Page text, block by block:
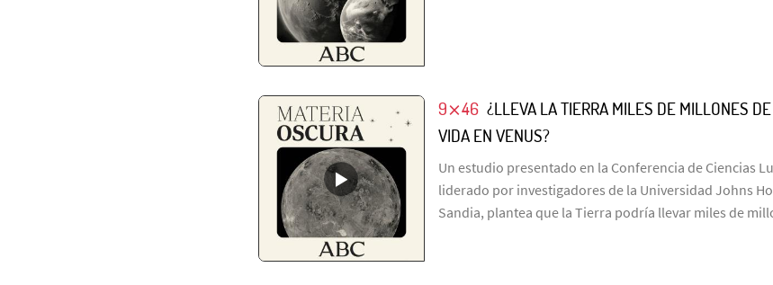
9⨯46 ¿LLEVA LA TIERRA MILES DE MILLONES
VIDA EN VENUS?
Un estudio presentado en la Conferencia de Ciencias
liderado por investigadores de la Universidad Johns
Sandia, plantea que la Tierra podría llevar miles de